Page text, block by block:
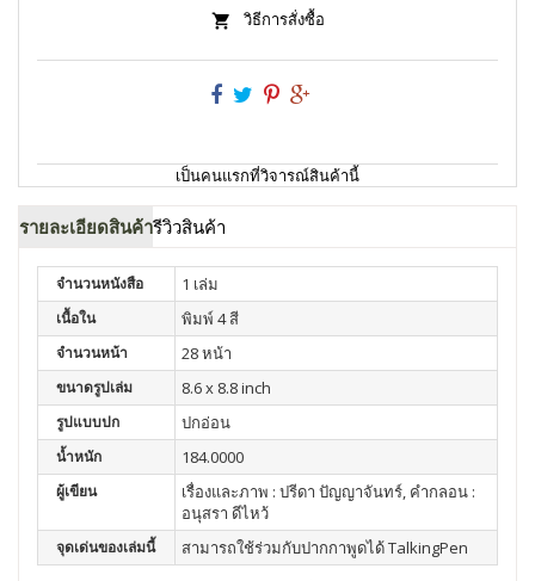
วิธีการสั่งซื้อ
เป็นคนแรกที่วิจารณ์สินค้านี้
รายละเอียดสินค้ารีวิวสินค้า
จำนวนหนังสือ 1 เล่ม
เนื้อใน พิมพ์ 4 สี
จำนวนหน้า 28 หน้า
ขนาดรูปเล่ม 8.6 x 8.8 inch
รูปแบบปก ปกอ่อน
น้ำหนัก 184.0000
ผู้เขียน
เรื่องและภาพ : ปรีดา ปัญญาจันทร์, คำกลอน :
อนุสรา ดีไหว้
จุดเด่นของเล่มนี้ สามารถใช้ร่วมกับปากกาพูดได้ TalkingPen